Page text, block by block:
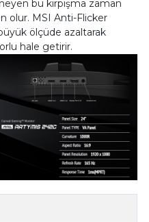
bu kırpışma zaman
olur. MSI Anti-Flicker
ölçüde azaltarak
hale getirir.